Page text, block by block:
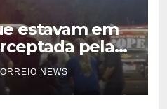
estavam em
pela
durante
o Bope
NEWS